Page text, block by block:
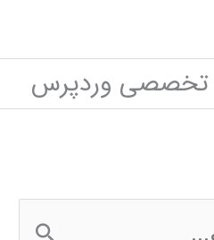
تخصصی وردپرس